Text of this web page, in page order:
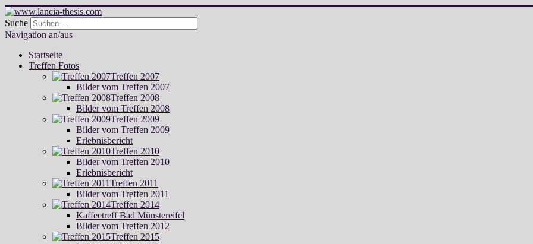
Suche
Navigation an/aus
Startseite
Treffen Fotos
Treffen 2007
Bilder vom Treffen 2007
Treffen 2008
Bilder vom Treffen 2008
Treffen 2009
Bilder vom Treffen 2009
Erlebnisbericht
Treffen 2010
Bilder vom Treffen 2010
Erlebnisbericht
Treffen 2011
Bilder vom Treffen 2011
Treffen 2014
Kaffeetreff Bad Münstereifel
Bilder vom Treffen 2012
Treffen 2015